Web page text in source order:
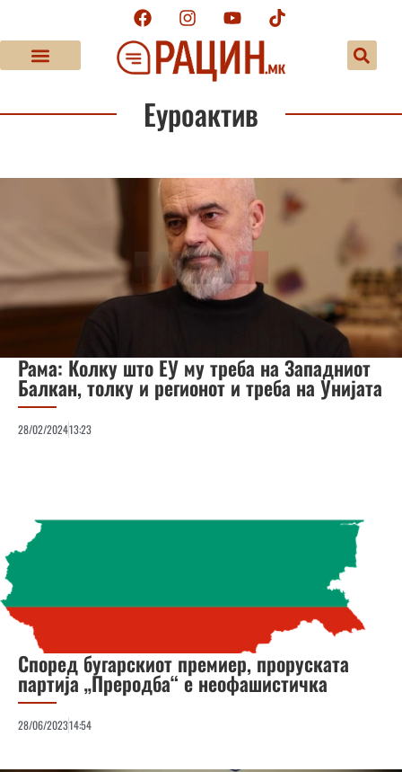
Еуроактив
Рама: Колку што ЕУ му треба на Западниот
Балкан, толку и регионот и треба на Унијата
28/02/202413:23
Според бугарскиот премиер, проруската
партија „Преродба“ е неофашистичка
28/06/202314:54